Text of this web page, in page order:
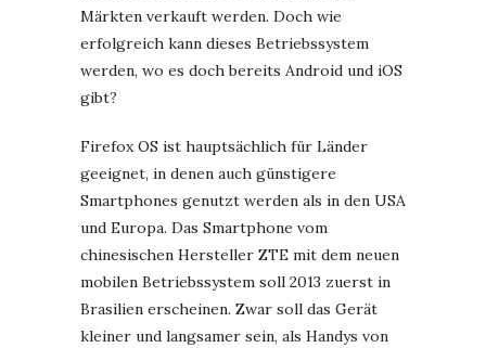
Märkten verkauft werden. Doch wie
erfolgreich kann dieses Betriebssystem
werden, wo es doch bereits Android und iOS
gibt?
Firefox OS ist hauptsächlich für Länder
geeignet, in denen auch günstigere
Smartphones genutzt werden als in den USA
und Europa. Das Smartphone vom
chinesischen Hersteller ZTE mit dem neuen
mobilen Betriebssystem soll 2013 zuerst in
Brasilien erscheinen. Zwar soll das Gerät
kleiner und langsamer sein, als Handys von